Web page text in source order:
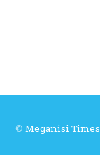
©Meganisi Times